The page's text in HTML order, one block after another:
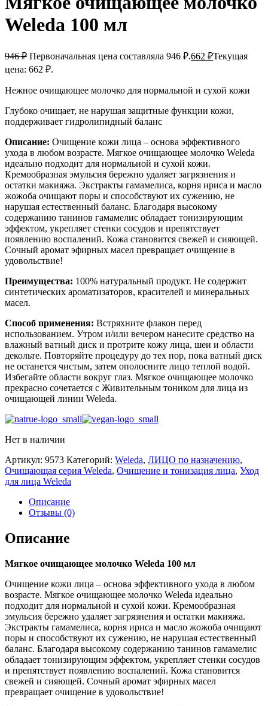
Weleda 100 мл
946₽ Первоначальная цена составляла 946 ₽.662 ₽Текущая
цена: 662 ₽.
Нежное очищающее молочко для нормальной и сухой кожи
Глубоко очищает, не нарушая защитные функции кожи,
поддерживает гидролипидный баланс
Описание: Очищение кожи лица – основа эффективного
ухода в любом возрасте. Мягкое очищающее молочко Weleda
идеально подходит для нормальной и сухой кожи.
Кремообразная эмульсия бережно удаляет загрязнения и
остатки макияжа. Экстракты гамамелиса, корня ириса и масло
жожоба очищают поры и способствуют их сужению, не
нарушая естественный баланс. Благодаря высокому
содержанию танинов гамамелис обладает тонизирующим
эффектом, укрепляет стенки сосудов и препятствует
появлению воспалений. Кожа становится свежей и сияющей.
Сочный аромат эфирных масел превращает очищение в
удовольствие!
Преимущества: 100% натуральный продукт. Не содержит
синтетических ароматизаторов, красителей и минеральных
масел.
Способ применения: Встряхните флакон перед
использованием. Утром и/или вечером нанесите средство на
влажный ватный диск и протрите кожу лица, шеи и области
декольте. Повторяйте процедуру до тех пор, пока ватный диск
не останется чистым, затем ополосните лицо теплой водой.
Избегайте области вокруг глаз. Мягкое очищающее молочко
прекрасно сочетается с Живительным тоником для лица из
очищающей линии Weleda.
Нет в наличии
Артикул: 9573 Категорий: Weleda, ЛИЦО по назначению,
Очищающая серия Weleda, Очищение и тонизация лица, Уход
для лица Weleda
Описание
Отзывы (0)
Описание
Мягкое очищающее молочко Weleda 100 мл
Очищение кожи лица – основа эффективного ухода в любом
возрасте. Мягкое очищающее молочко Weleda идеально
подходит для нормальной и сухой кожи. Кремообразная
эмульсия бережно удаляет загрязнения и остатки макияжа.
Экстракты гамамелиса, корня ириса и масло жожоба очищают
поры и способствуют их сужению, не нарушая естественный
баланс. Благодаря высокому содержанию танинов гамамелис
обладает тонизирующим эффектом, укрепляет стенки сосудов
и препятствует появлению воспалений. Кожа становится
свежей и сияющей. Сочный аромат эфирных масел
превращает очищение в удовольствие!